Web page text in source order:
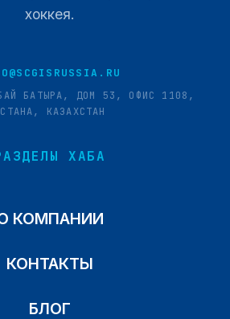
хоккея.
БАТЫРА, ДОМ 53, ОФИС 1108,
КАЗАХСТАН
ХАБА
КОМПАНИИ
КОНТАКТЫ
БЛОГ